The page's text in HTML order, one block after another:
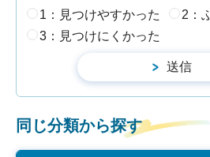
1：見つけやすかった
2：
3：見つけにくかった
同じ分類から探す